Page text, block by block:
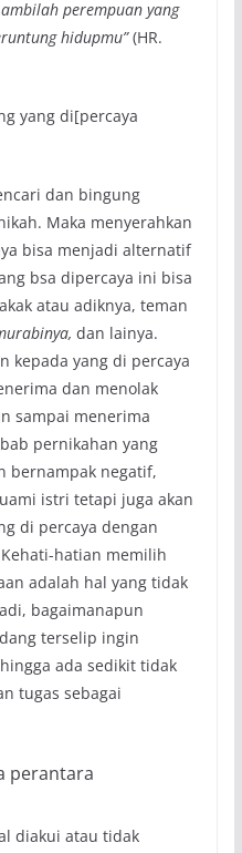
perempuan yang
hidupmu”(HR.
yang di[percaya
dan bingung
Maka menyerahkan
bisa menjadi alternatif
bsa dipercaya ini bisa
atau adiknya, teman
dan lainya.
kepada yang di percaya
dan menolak
sampai menerima
pernikahan yang
bernampak negatif,
istri tetapi juga akan
di percaya dengan
hatian memilih
adalah hal yang tidak
bagaimanapun
terselip ingin
ada sedikit tidak
tugas sebagai
perantara
diakui atau tidak